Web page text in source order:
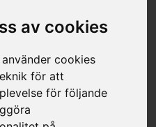
av cookies
cookies
för att
för följande
om framgång
från Becker ger en
luft till hela eller delar av